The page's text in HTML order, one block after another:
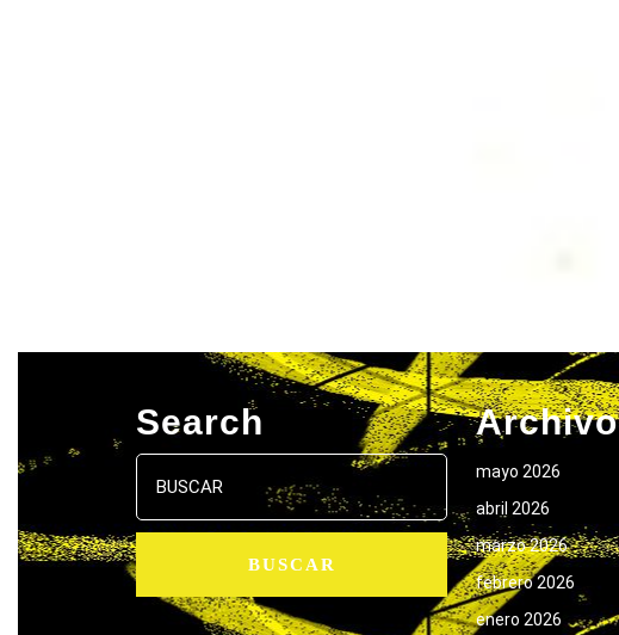
Search
Buscar:
Archivo
mayo 2026
abril 2026
marzo 2026
febrero 2026
enero 2026